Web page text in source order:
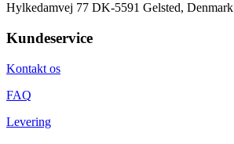
Hylkedamvej 77 DK-5591 Gelsted, Denmark
Kundeservice
Kontakt os
FAQ
Levering